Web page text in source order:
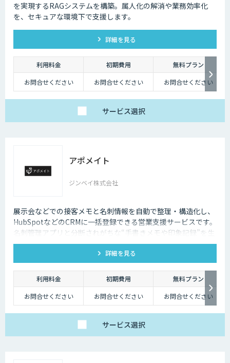
を実現するRAGシステムを構築。属人化の解消や業務効率化
を、セキュアな環境下で支援します。
詳細を見る
利用料金 初期費用
無料プラン
お問合せください
お問合せください お問合せください
サービス選択
アポメイト
ジンベイ株式会社
展示会などでの接客メモと名刺情報を自動で整理・構造化し、
HubSpotなどのCRMに一括登録できる営業支援サービスです。
名刺管理アプリと分断されがちな“手書きメモや印象記録”を生
成AIで読み取ります。
詳細を見る
利用料金 初期費用
無料プラン
お問合せください
お問合せください お問合せください
サービス選択